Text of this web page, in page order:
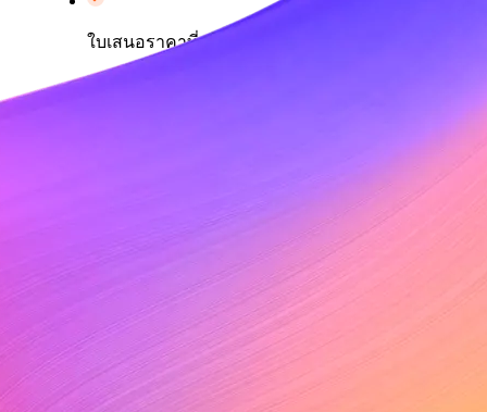
ใบเสนอราคาที่ออกแบบเอง
การทดลองใช้ฟรี
ทดลองใช้แบบเสียค่าใช้จ่าย